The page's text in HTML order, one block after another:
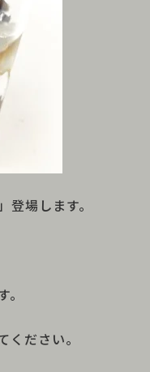
場します。
ださい。